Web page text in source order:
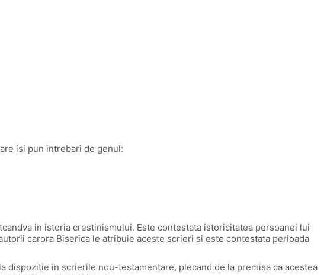
isi pun intrebari de genul:
in istoria crestinismului. Este contestata istoricitatea persoanei lui
carora Biserica le atribuie aceste scrieri si este contestata perioada
dispozitie in scrierile nou-testamentare, plecand de la premisa ca acestea